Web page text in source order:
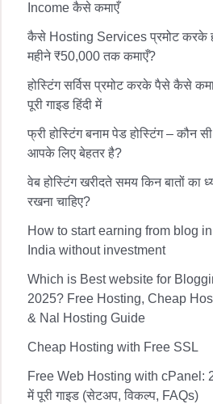
Income कैसे कमाएँ
कैसे Hosting Services प्रमोट करके
महीने ₹50,000 तक कमाएँ?
होस्टिंग सर्विस प्रमोट करके पैसे कैसे
पूरी गाइड हिंदी में
फ्री होस्टिंग बनाम पेड होस्टिंग – कौन सी
आपके लिए बेहतर है?
वेब होस्टिंग खरीदते समय किन बातों का
रखना चाहिए?
How to start earning from blog in
India without investment
Which is Best website for
2025? Free Hosting, Cheap
& Nal Hosting Guide
Cheap Hosting with Free SSL
Free Web Hosting with cPanel:
में पूरी गाइड (सेटअप, विकल्प, FAQs)